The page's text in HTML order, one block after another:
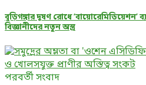
বুড়িগঙ্গার দূষণ রোধে ‘বায়োরেমিডিয়েশন’
বিজ্ঞানীদের নতুন অস্ত্র
পরবর্তী সংবাদ